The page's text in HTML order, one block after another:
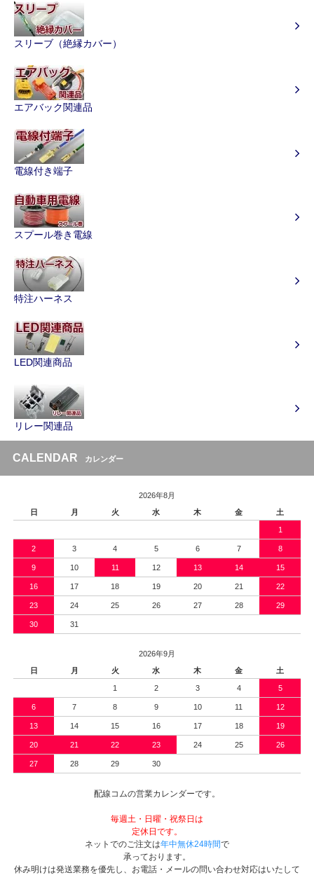
スリーブ（絶縁カバー）
エアバック関連品
電線付き端子
スプール巻き電線
特注ハーネス
LED関連商品
リレー関連品
CALENDAR カレンダー
2026年8月
日
月 火 水 木 金 土
1
2 3 4 5 6 7 8
9 10 11 12 13 14 15
16 17 18 19 20 21 22
23 24 25 26 27 28 29
30 31
2026年9月
日
月 火 水 木 金 土
1 2 3 4 5
6 7 8 9 10 11 12
13 14 15 16 17 18 19
20 21 22 23 24 25 26
27 28 29 30
配線コムの営業カレンダーです。
毎週土・日曜・祝祭日は
定休日です。
ネットでのご注文は年中無休24時間で
承っております。
休み明けは発送業務を優先し、お電話・メールの問い合わせ対応はいたして